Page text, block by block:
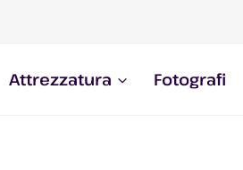
Attrezzatura Fotografi